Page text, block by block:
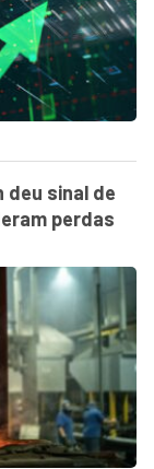
deu sinal de
perdas